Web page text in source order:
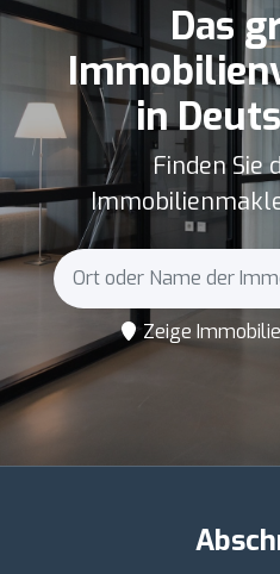
Das
in
Finden Sie
Zeige